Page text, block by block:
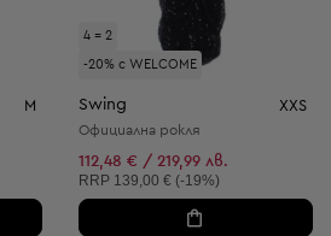
M
4 = 2
-20% с WELCOME
Swing XXS
Официална рокля
112,48 € / 219,99 лв.
Препоръчителна цена:
RRP 139,00 € (-19%)